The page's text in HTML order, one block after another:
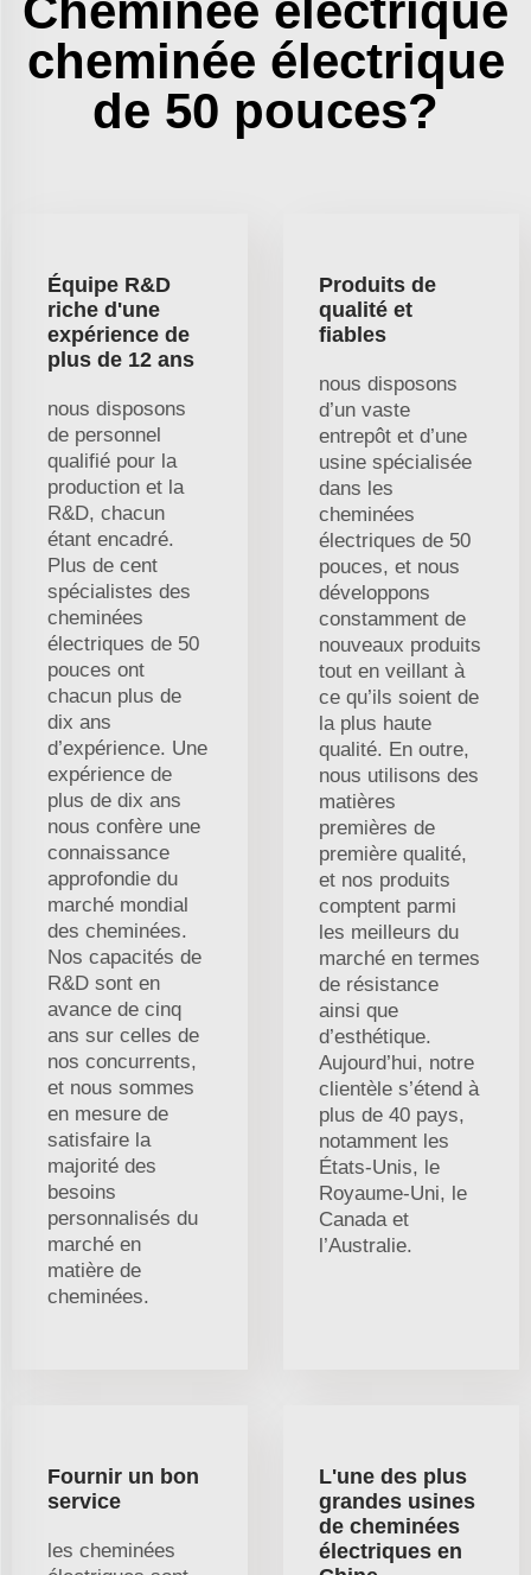
Cheminée électrique
cheminée électrique
de 50 pouces?
Équipe R&D
riche d'une
expérience de
plus de 12 ans
nous disposons
de personnel
qualifié pour la
production et la
R&D, chacun
étant encadré.
Plus de cent
spécialistes des
cheminées
électriques de 50
pouces ont
chacun plus de
dix ans
d’expérience. Une
expérience de
plus de dix ans
nous confère une
connaissance
approfondie du
marché mondial
des cheminées.
Nos capacités de
R&D sont en
avance de cinq
ans sur celles de
nos concurrents,
et nous sommes
en mesure de
satisfaire la
majorité des
besoins
personnalisés du
marché en
matière de
cheminées.
Produits de
qualité et
fiables
nous disposons
d’un vaste
entrepôt et d’une
usine spécialisée
dans les
cheminées
électriques de 50
pouces, et nous
développons
constamment de
nouveaux produits
tout en veillant à
ce qu’ils soient de
la plus haute
qualité. En outre,
nous utilisons des
matières
premières de
première qualité,
et nos produits
comptent parmi
les meilleurs du
marché en termes
de résistance
ainsi que
d’esthétique.
Aujourd’hui, notre
clientèle s’étend à
plus de 40 pays,
notamment les
États-Unis, le
Royaume-Uni, le
Canada et
l’Australie.
Fournir un bon
service
les cheminées
L'une des plus
grandes usines
de cheminées
électriques en